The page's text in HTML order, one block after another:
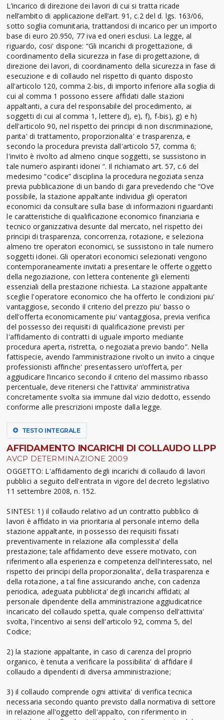
L’incarico di direzione dei lavori di cui si tratta ricade
nell’ambito di applicazione dell’art. 91, c.2 del d. lgs. 163/06,
sotto soglia comunitaria, trattandosi di incarico per un importo
base di euro 20.950, 77 iva ed oneri esclusi. La legge, al
riguardo, cosi' dispone: “Gli incarichi di progettazione, di
coordinamento della sicurezza in fase di progettazione, di
direzione dei lavori, di coordinamento della sicurezza in fase di
esecuzione e di collaudo nel rispetto di quanto disposto
all'articolo 120, comma 2-bis, di importo inferiore alla soglia di
cui al comma 1 possono essere affidati dalle stazioni
appaltanti, a cura del responsabile del procedimento, ai
soggetti di cui al comma 1, lettere d), e), f), f-bis), g) e h)
dell'articolo 90, nel rispetto dei principi di non discriminazione,
parita' di trattamento, proporzionalita' e trasparenza, e
secondo la procedura prevista dall'articolo 57, comma 6;
l'invito è rivolto ad almeno cinque soggetti, se sussistono in
tale numero aspiranti idonei “. Il richiamato art. 57, c.6 del
medesimo “codice” disciplina la procedura negoziata senza
previa pubblicazione di un bando di gara prevedendo che “Ove
possibile, la stazione appaltante individua gli operatori
economici da consultare sulla base di informazioni riguardanti
le caratteristiche di qualificazione economico finanziaria e
tecnico organizzativa desunte dal mercato, nel rispetto dei
principi di trasparenza, concorrenza, rotazione, e seleziona
almeno tre operatori economici, se sussistono in tale numero
soggetti idonei. Gli operatori economici selezionati vengono
contemporaneamente invitati a presentare le offerte oggetto
della negoziazione, con lettera contenente gli elementi
essenziali della prestazione richiesta. La stazione appaltante
sceglie l'operatore economico che ha offerto le condizioni piu'
vantaggiose, secondo il criterio del prezzo piu' basso o
dell'offerta economicamente piu' vantaggiosa, previa verifica
del possesso dei requisiti di qualificazione previsti per
l'affidamento di contratti di uguale importo mediante
procedura aperta, ristretta, o negoziata previo bando”. Nella
fattispecie, avendo l’amministrazione rivolto un invito a cinque
professionisti affinche' presentassero un’offerta, per
aggiudicare l’incarico secondo il criterio del massimo ribasso
percentuale, deve ritenersi che l’attivita' amministrativa
concretamente svolta sia immune dal vizio dedotto, essendo
conforme alle prescrizioni imposte dalla legge.
TESTO INTEGRALE
AFFIDAMENTO INCARICHI DI COLLAUDO LLPP
AVCP DETERMINAZIONE 2009
OGGETTO: L'affidamento degli incarichi di collaudo di lavori
pubblici a seguito dell'entrata in vigore del decreto legislativo
11 settembre 2008, n. 152.
SINTESI: 1) il collaudo relativo ad un contratto pubblico di
lavori è affidato in via prioritaria al personale interno della
stazione appaltante, in possesso dei requisiti fissati
preventivamente in relazione alla complessita' della
prestazione; tale affidamento deve essere motivato, con
riferimento alla esperienza e competenza dell'interessato, nel
rispetto dei principi della proporzionalita', della trasparenza e
della rotazione, a tal fine assicurando anche, con cadenza
periodica, adeguata pubblicita' degli incarichi affidati; al
personale dipendente della amministrazione aggiudicatrice
incaricato del collaudo spetta, quale compenso dell'attivita'
svolta, l'incentivo ai sensi dell'articolo 92, comma 5, del
Codice;
2) la stazione appaltante, in caso di carenza del proprio
organico, è tenuta a verificare la possibilita' di affidare il
collaudo a dipendenti di diversa amministrazione;
3) il collaudo comprende ogni attivita' di verifica tecnica
necessaria secondo quanto previsto dalla normativa di settore
in relazione all'oggetto dell'appalto, con riferimento in